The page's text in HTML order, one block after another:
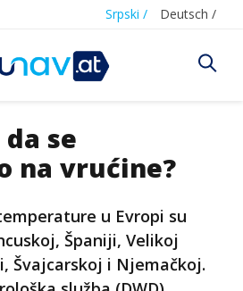
Srpski / Deutsch /
se
na vrućine?
u Evropi su
Španiji, Velikoj
Švajcarskoj i Njemačkoj.